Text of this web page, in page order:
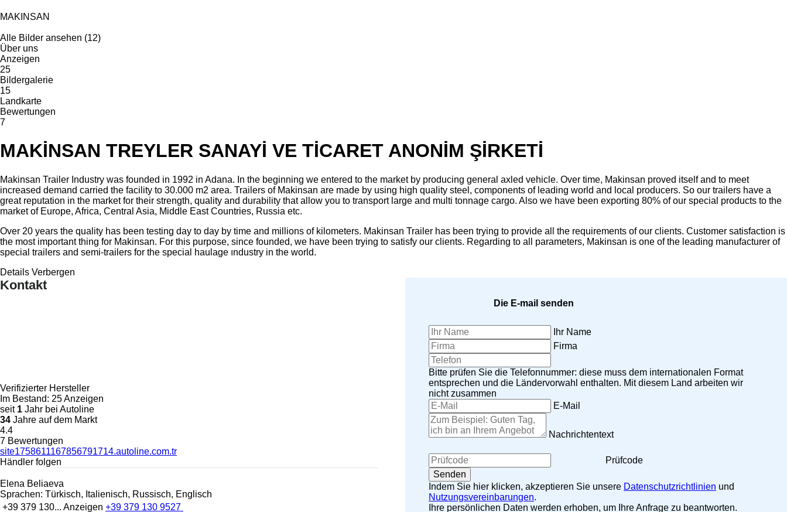
MAKINSAN
Alle Bilder ansehen (12)
Über uns
Anzeigen
25
Bildergalerie
15
Landkarte
Bewertungen
7
MAKİNSAN TREYLER SANAYİ VE TİCARET ANONİM ŞİRKETİ
Makinsan Trailer Industry was founded in 1992 in Adana. In the beginning we entered to the market by producing general axled vehicle. Over time, Makinsan proved itself and to meet
increased demand carried the facility to 30.000 m2 area. Trailers of Makinsan are made by using high quality steel, components of leading world and local producers. So our trailers have a
great reputation in the market for their strength, quality and durability that allow you to transport large and multi tonnage cargo. Also we have been exporting 80% of our special products to the
market of Europe, Africa, Central Asia, Middle East Countries, Russia etc.
Over 20 years the quality has been testing day to day by time and millions of kilometers. Makinsan Trailer has been trying to provide all the requirements of our clients. Customer satisfaction is
the most important thing for Makinsan. For this purpose, since founded, we have been trying to satisfy our clients. Regarding to all parameters, Makinsan is one of the leading manufacturer of
special trailers and semi-trailers for the special haulage ındustry in the world.
Details Verbergen
Kontakt
Verifizierter Hersteller
Im Bestand: 25 Anzeigen
seit 1 Jahr bei Autoline
34 Jahre auf dem Markt
4.4
7 Bewertungen
site1758611167856791714.autoline.com.tr
Händler folgen
Elena Beliaeva
Sprachen: Türkisch, Italienisch, Russisch, Englisch
+39 379 130... Anzeigen +39 379 130 9527
Die E-mail senden
Ihr Name
Firma
Bitte prüfen Sie die Telefonnummer: diese muss dem internationalen Format
entsprechen und die Ländervorwahl enthalten. Mit diesem Land arbeiten wir
nicht zusammen
E-Mail
Nachrichtentext
Prüfcode
Indem Sie hier klicken, akzeptieren Sie unsere Datenschutzrichtlinien und
Nutzungsvereinbarungen.
Ihre persönlichen Daten werden erhoben, um Ihre Anfrage zu beantworten.